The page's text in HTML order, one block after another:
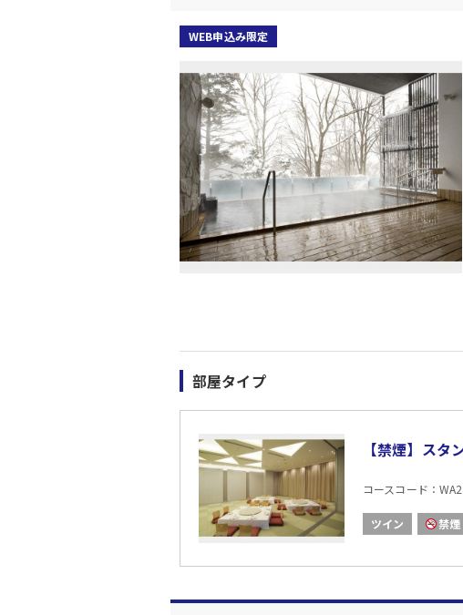
WEB申込み限定
部屋タイプ
【禁煙】ス
コースコード：
ツイン 禁煙